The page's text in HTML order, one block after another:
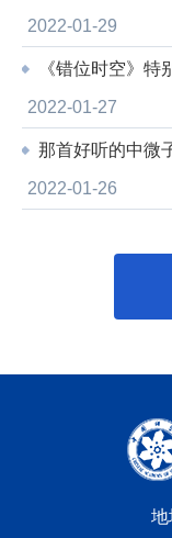
2022-01-29
《错位时空》特
2022-01-27
那首好听的中微
2022-01-26
地